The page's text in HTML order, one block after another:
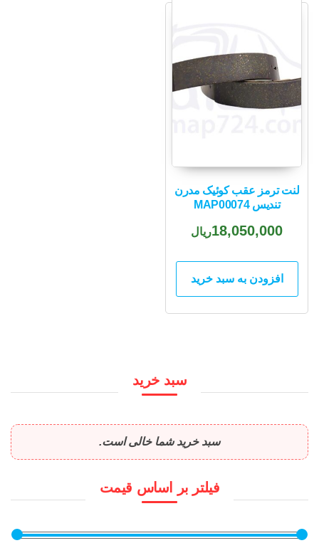
لنت ترمز عقب کوئیک مدرن
تندیس MAP00074
18,050,000ریال
افزودن به سبد خرید
سبد خرید
سبد خرید شما خالی است.
فیلتر بر اساس قیمت